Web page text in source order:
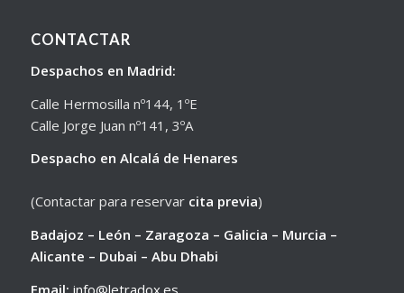
CONTACTAR
Despachos en Madrid:
Calle Hermosilla nº144, 1ºE
Calle Jorge Juan nº141, 3ºA
Despacho en Alcalá de Henares
(Contactar para reservar cita previa)
Badajoz – León – Zaragoza – Galicia – Murcia –
Alicante – Dubai – Abu Dhabi
Email: info@letradox.es